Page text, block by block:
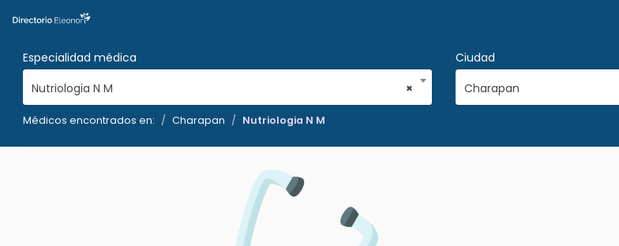
Especialidad médica
×
Nutriologia N M
Ciudad
Charapan
Médicos encontrados en: Charapan Nutriologia N M